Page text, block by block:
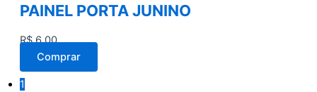
PAINEL PORTA JUNINO
R$6,00
Comprar
1